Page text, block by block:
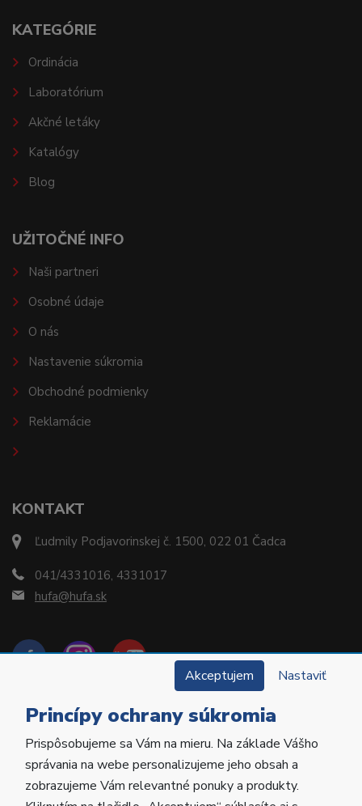
KONTAKT
Ľudmily Podjavorinskej č. 1500, 022 01 Čadca
041/4331016, 4331017
hufa@hufa.sk
KATEGÓRIE
Ordinácia
Laboratórium
Akčné letáky
Katalógy
Blog
UŽITOČNÉ INFO
Naši partneri
Osobné údaje
O nás
Nastavenie súkromia
Obchodné podmienky
Reklamácie
Copyright © 2022 Hu-Fa Dental a.s. Všetky práva
vyhradené.
Akceptujem Nastaviť
Princípy ochrany súkromia
Prispôsobujeme sa Vám na mieru. Na základe Vášho
správania na webe personalizujeme jeho obsah a
zobrazujeme Vám relevantné ponuky a produkty.